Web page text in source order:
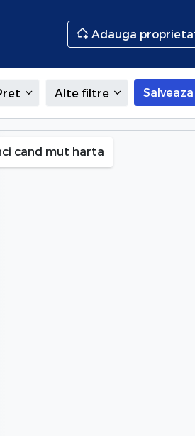
Adauga
Alte filtre
cand mut harta